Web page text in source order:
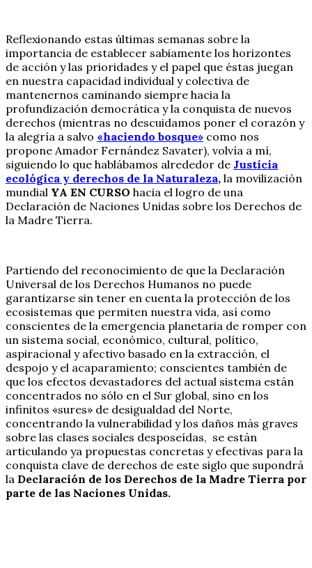
Reflexionando estas últimas semanas sobre la
importancia de establecer sabiamente los horizontes
de acción y las prioridades y el papel que éstas juegan
en nuestra capacidad individual y colectiva de
mantenernos caminando siempre hacia la
profundización democrática y la conquista de nuevos
derechos (mientras no descuidamos poner el corazón y
la alegría a salvo «haciendo bosque» como nos
propone Amador Fernández Savater), volvía a mí,
siguiendo lo que hablábamos alrededor de Justicia
ecológica y derechos de la Naturaleza, la movilización
mundial YA EN CURSO hacia el logro de una
Declaración de Naciones Unidas sobre los Derechos de
la Madre Tierra.
Partiendo del reconocimiento de que la Declaración
Universal de los Derechos Humanos no puede
garantizarse sin tener en cuenta la protección de los
ecosistemas que permiten nuestra vida, así como
conscientes de la emergencia planetaria de romper con
un sistema social, económico, cultural, político,
aspiracional y afectivo basado en la extracción, el
despojo y el acaparamiento; conscientes también de
que los efectos devastadores del actual sistema están
concentrados no sólo en el Sur global, sino en los
infinitos «sures» de desigualdad del Norte,
concentrando la vulnerabilidad y los daños más graves
sobre las clases sociales desposeídas, se están
articulando ya propuestas concretas y efectivas para la
conquista clave de derechos de este siglo que supondrá
la Declaración de los Derechos de la Madre Tierra por
parte de las Naciones Unidas.